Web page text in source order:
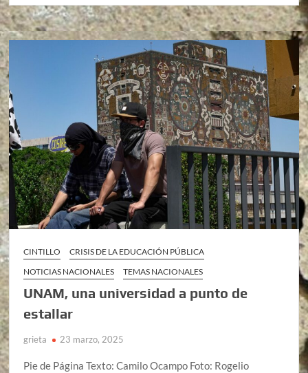
CINTILLO
CRISIS DE LA EDUCACIÓN PÚBLICA
NOTICIAS NACIONALES
TEMAS NACIONALES
UNAM, una universidad a punto de
estallar
grieta 23 marzo, 2025
Pie de Página Texto: Camilo Ocampo Foto: Rogelio